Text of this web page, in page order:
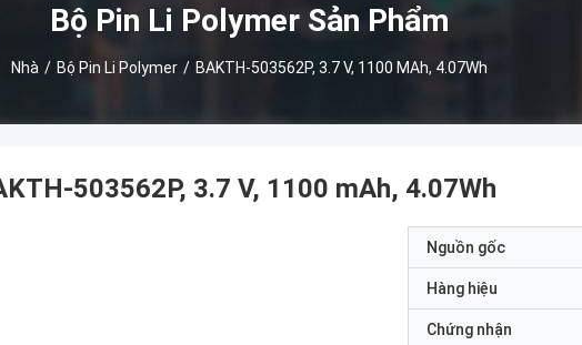
Bộ Pin Li Polymer Sản Phẩm
Nhà / Bộ Pin Li Polymer / BAKTH-503562P, 3.7 V, 1100 MAh, 4.07Wh
503562P, 3.7 V, 1100 mAh, 4.07Wh
Nguồn gốc
Hàng hiệu
Chứng nhận